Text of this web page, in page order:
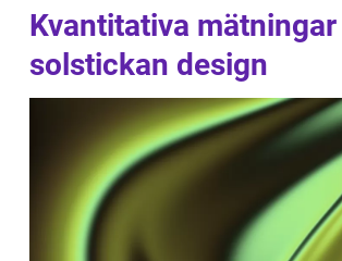
Kvantitativa
solstickan design